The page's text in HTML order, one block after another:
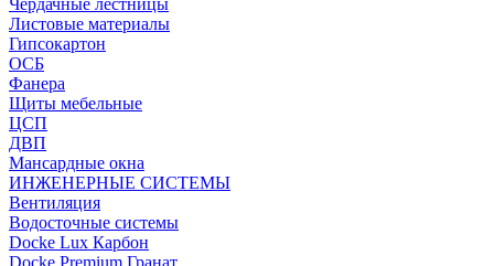
Чердачные лестницы
Листовые материалы
Гипсокартон
ОСБ
Фанера
Щиты мебельные
ЦСП
ДВП
Мансардные окна
ИНЖЕНЕРНЫЕ СИСТЕМЫ
Вентиляция
Водосточные системы
Docke Lux Карбон
Docke Premium Гранат